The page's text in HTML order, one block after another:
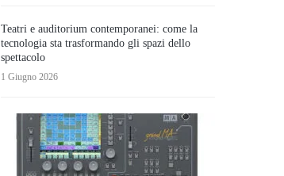
Teatri e auditorium contemporanei: come la
tecnologia sta trasformando gli spazi dello
spettacolo
1 Giugno 2026